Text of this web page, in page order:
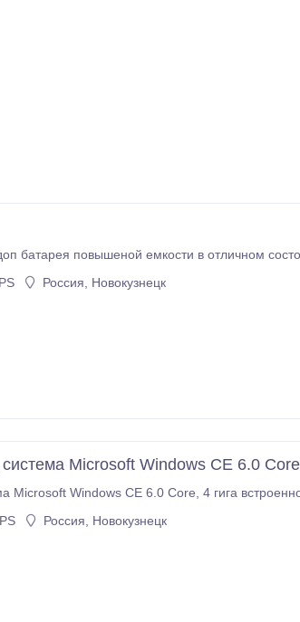
батарея повышеной емкости в отличном
Россия, Новокузнецк
Microsoft Windows CE 6.0
Продам GPS навигатор, система Microsoft
Россия, Новокузнецк